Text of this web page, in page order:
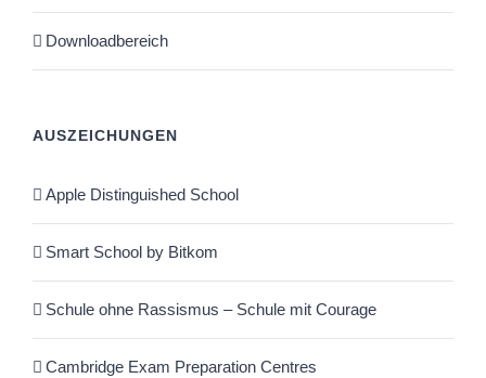
Downloadbereich
AUSZEICHUNGEN
Apple Distinguished School
Smart School by Bitkom
Schule ohne Rassismus – Schule mit Courage
Cambridge Exam Preparation Centres